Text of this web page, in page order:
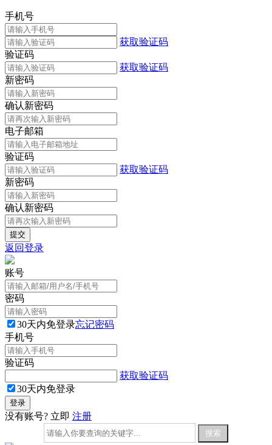
手机号
获取验证码
验证码
获取验证码
新密码
确认新密码
电子邮箱
验证码
获取验证码
新密码
确认新密码
返回登录
账号
密码
30天内免登录忘记密码
手机号
验证码
获取验证码
30天内免登录
没有账号? 立即 注册